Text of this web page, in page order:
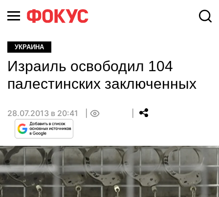
УКРАИНА
Израиль освободил 104
палестинских заключенных
28.07.2013 в 20:41